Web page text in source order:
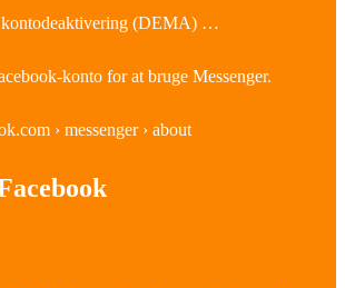
kontodeaktivering (DEMA) …
konto for at bruge Messenger.
› messenger › about